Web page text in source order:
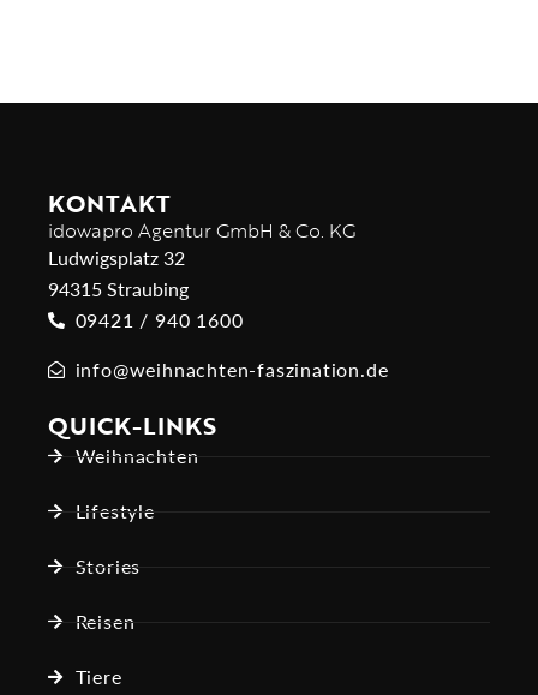
KONTAKT
idowapro Agentur GmbH & Co. KG
Ludwigsplatz 32
94315 Straubing
09421 / 940 1600
info@weihnachten-faszination.de
QUICK-LINKS
Weihnachten
Lifestyle
Stories
Reisen
Tiere